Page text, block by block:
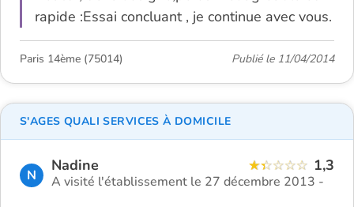
rapide :Essai concluant , je continue avec vous.
Paris 14ème (75014) Publié le 11/04/2014
N
Nadine 1,3
A visité l'établissement le 27 décembre 2013 -
S'AGES QUALI SERVICES À DOMICILE